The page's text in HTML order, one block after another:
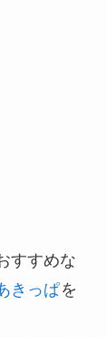
すすめな
きっぱを